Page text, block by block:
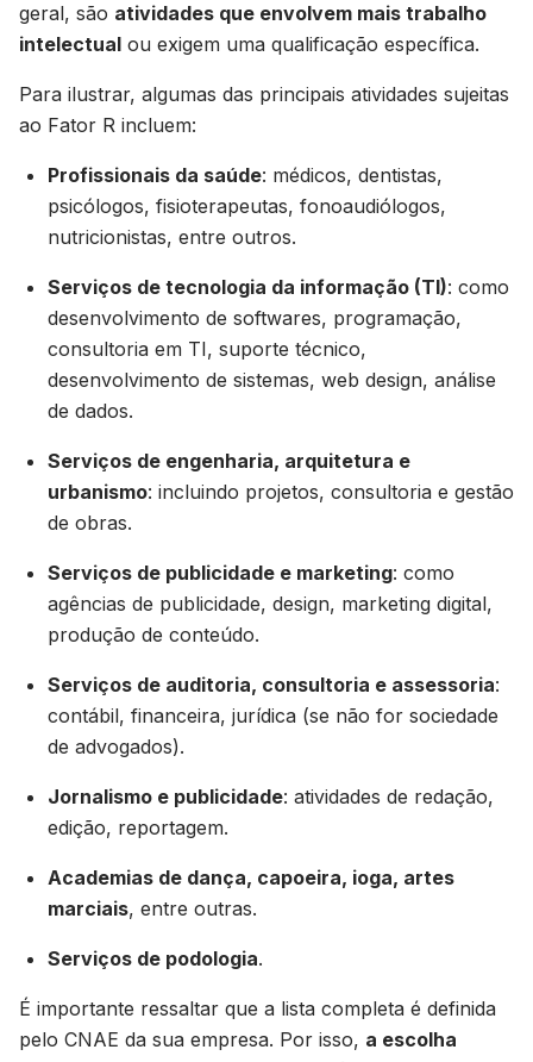
geral, são atividades que envolvem mais trabalho
intelectual ou exigem uma qualificação específica.
Para ilustrar, algumas das principais atividades sujeitas
ao Fator R incluem:
Profissionais da saúde: médicos, dentistas,
psicólogos, fisioterapeutas, fonoaudiólogos,
nutricionistas, entre outros.
Serviços de tecnologia da informação (TI): como
desenvolvimento de softwares, programação,
consultoria em TI, suporte técnico,
desenvolvimento de sistemas, web design, análise
de dados.
Serviços de engenharia, arquitetura e
urbanismo: incluindo projetos, consultoria e gestão
de obras.
Serviços de publicidade e marketing: como
agências de publicidade, design, marketing digital,
produção de conteúdo.
Serviços de auditoria, consultoria e assessoria:
contábil, financeira, jurídica (se não for sociedade
de advogados).
Jornalismo e publicidade: atividades de redação,
edição, reportagem.
Academias de dança, capoeira, ioga, artes
marciais, entre outras.
Serviços de podologia.
É importante ressaltar que a lista completa é definida
pelo CNAE da sua empresa. Por isso, a escolha